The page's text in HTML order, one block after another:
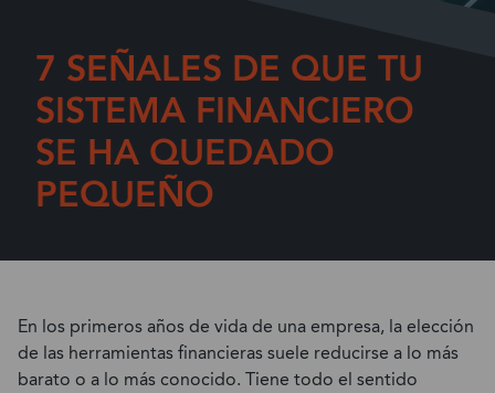
7 SEÑALES DE QUE TU
SISTEMA FINANCIERO
SE HA QUEDADO
PEQUEÑO
En los primeros años de vida de una empresa, la elección
de las herramientas financieras suele reducirse a lo más
barato o a lo más conocido. Tiene todo el sentido